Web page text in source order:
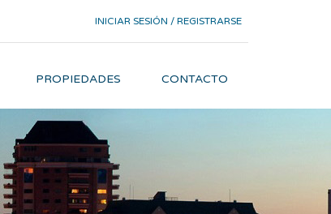
INICIAR SESIÓN / REGISTRARSE
PROPIEDADES CONTACTO